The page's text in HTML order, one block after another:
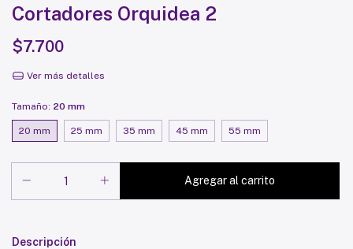
Cortadores Orquidea 2
$7.700
Ver más detalles
Tamaño: 20 mm
20 mm 25 mm 35 mm 45 mm 55 mm
Descripción